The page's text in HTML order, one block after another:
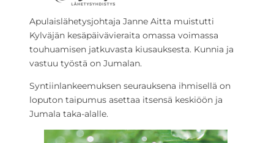
Apulaislähetysjohtaja Janne Aitta muistutti
Kylväjän kesäpäivävieraita omassa voimassa
touhuamisen jatkuvasta kiusauksesta. Kunnia ja
vastuu työstä on Jumalan.
Syntiinlankeemuksen seurauksena ihmisellä on
loputon taipumus asettaa itsensä keskiöön ja
Jumala taka-alalle.